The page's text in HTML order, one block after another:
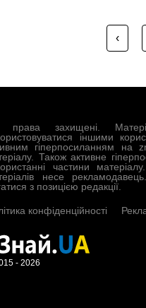
‹
права захищені.
іншими
гіперпосиланням на
Також активне
частини
несе
з позицією редакції.
конфіденційності
- 2026